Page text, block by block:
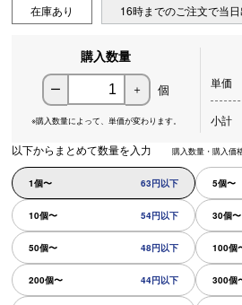
在庫あり 16時までのご注文で当
購入数量
ー ＋ 個
※購入数量によって、 単価が変わります。
単価
小計
以下からまとめて数量を入力 購入数量・購入価
1個〜 63円以下 5個〜
10個〜 54円以下 30個〜
50個〜 48円以下 100個
200個〜 44円以下 300個